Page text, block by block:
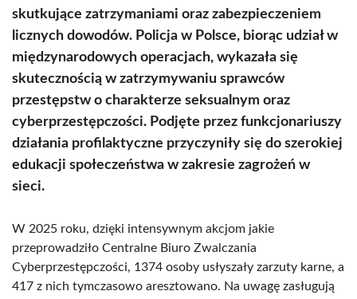
skutkujące zatrzymaniami oraz zabezpieczeniem
licznych dowodów. Policja w Polsce, biorąc udział w
międzynarodowych operacjach, wykazała się
skutecznością w zatrzymywaniu sprawców
przestępstw o charakterze seksualnym oraz
cyberprzestępczości. Podjęte przez funkcjonariuszy
działania profilaktyczne przyczyniły się do szerokiej
edukacji społeczeństwa w zakresie zagrożeń w
sieci.
W 2025 roku, dzięki intensywnym akcjom jakie
przeprowadziło Centralne Biuro Zwalczania
Cyberprzestępczości, 1374 osoby usłyszały zarzuty karne, a
417 z nich tymczasowo aresztowano. Na uwagę zasługują